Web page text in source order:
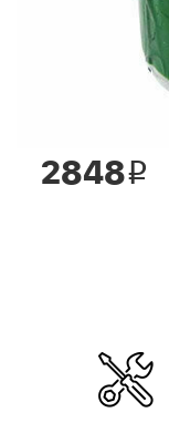
2848i